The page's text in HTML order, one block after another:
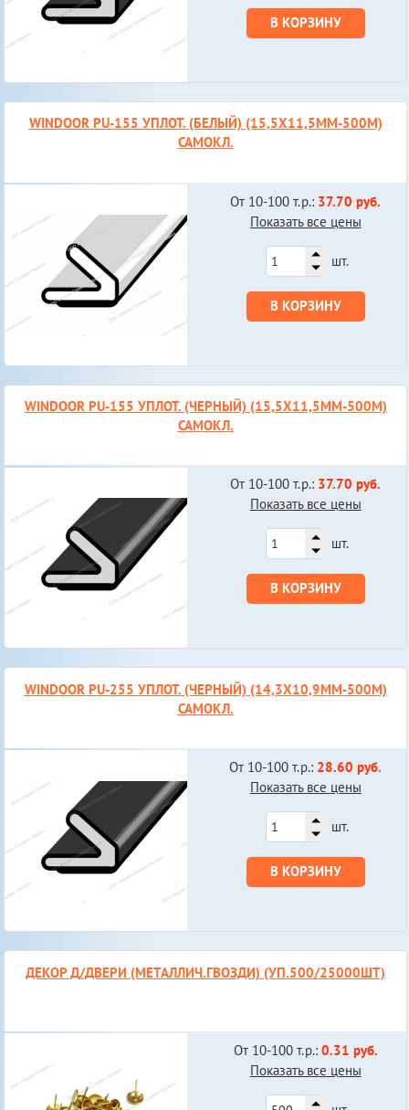
В КОРЗИНУ
WINDOOR PU-155 УПЛОТ. (БЕЛЫЙ) (15,5Х11,5ММ-500М)
САМОКЛ.
От 10-100 т.р.: 37.70 руб.
Показать все цены
шт.
В КОРЗИНУ
WINDOOR PU-155 УПЛОТ. (ЧЕРНЫЙ) (15,5Х11,5ММ-500М)
САМОКЛ.
От 10-100 т.р.: 37.70 руб.
Показать все цены
шт.
В КОРЗИНУ
WINDOOR PU-255 УПЛОТ. (ЧЕРНЫЙ) (14,3Х10,9ММ-500М)
САМОКЛ.
От 10-100 т.р.: 28.60 руб.
Показать все цены
шт.
В КОРЗИНУ
ДЕКОР Д/ДВЕРИ (МЕТАЛЛИЧ.ГВОЗДИ) (УП.500/25000ШТ)
От 10-100 т.р.: 0.31 руб.
Показать все цены